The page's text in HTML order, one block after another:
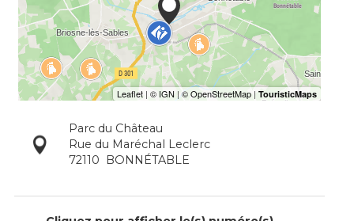
Parc du Château
Rue du Maréchal Leclerc
72110
BONNÉTABLE